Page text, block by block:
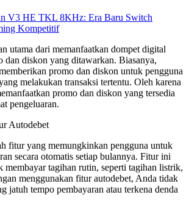
V3 HE TKL 8KHz: Era Baru Switch
Kompetitif
utama dari memanfaatkan dompet digital
dan diskon yang ditawarkan. Biasanya,
promo dan diskon untuk pengguna
melakukan transaksi tertentu. Oleh karena
promo dan diskon yang tersedia
pengeluaran.
Autodebet
fitur yang memungkinkan pengguna untuk
secara otomatis setiap bulannya. Fitur ini
membayar tagihan rutin, seperti tagihan listrik,
menggunakan fitur autodebet, Anda tidak
jatuh tempo pembayaran atau terkena denda